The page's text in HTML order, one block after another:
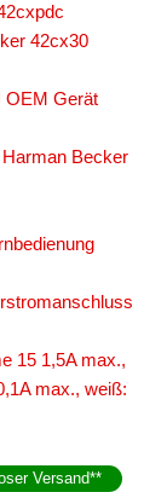
42cx30
OEM Gerät
Becker
15 1,5A max.,
max., weiß:
Versand**